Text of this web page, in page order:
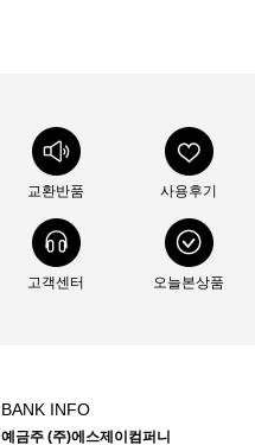
교환반품 사용후기
고객센터 오늘본상품
BANK INFO
예금주 (주)에스제이컴퍼니